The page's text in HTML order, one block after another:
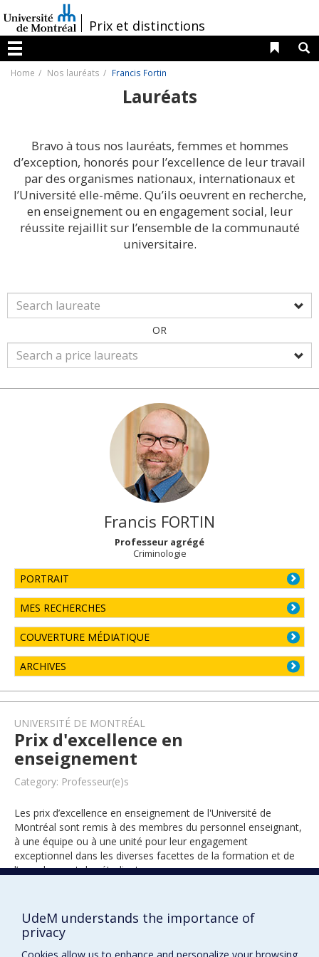
au
contenu
/Prix et distinctions
Menu
Liens
Home Nos lauréats Francis Fortin
Lauréats
Bravo à tous nos lauréats, femmes et hommes
d’exception, honorés pour l’excellence de leur travail
par des organismes nationaux, internationaux et
l’Université elle-même. Qu’ils oeuvrent en recherche,
en enseignement ou en engagement social, leur
réussite rejaillit sur l’ensemble de la communauté
universitaire.
OR
Francis FORTIN
Professeur agrégé
Criminologie
PORTRAIT
MES RECHERCHES
COUVERTURE MÉDIATIQUE
ARCHIVES
UNIVERSITÉ DE MONTRÉAL
Prix d'excellence en
enseignement
Category: Professeur(e)s
Les prix d’excellence en enseignement de l'Université de
Montréal sont remis à des membres du personnel enseignant,
à une équipe ou à une unité pour leur engagement
exceptionnel dans les diverses facettes de la formation et de
l’encadrement des étudiants.
UdeM understands the importance of
privacy
Cookies allow us to enhance and personalize your browsing